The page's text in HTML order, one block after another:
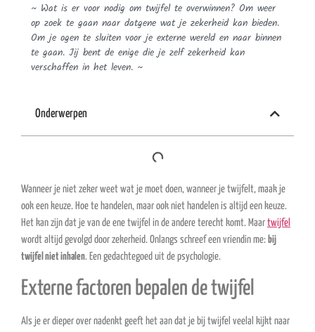
~ Wat is er voor nodig om twijfel te overwinnen? Om weer
op zoek te gaan naar datgene wat je zekerheid kan bieden.
Om je ogen te sluiten voor je externe wereld en naar binnen
te gaan. Jij bent de enige die je zelf zekerheid kan
verschaffen in het leven. ~
Onderwerpen
Wanneer je niet zeker weet wat je moet doen, wanneer je twijfelt, maak je
ook een keuze. Hoe te handelen, maar ook niet handelen is altijd een keuze.
Het kan zijn dat je van de ene twijfel in de andere terecht komt. Maar twijfel
wordt altijd gevolgd door zekerheid. Onlangs schreef een vriendin me: bij
twijfel niet inhalen. Een gedachtegoed uit de psychologie.
Externe factoren bepalen de twijfel
Als je er dieper over nadenkt geeft het aan dat je bij twijfel veelal kijkt naar